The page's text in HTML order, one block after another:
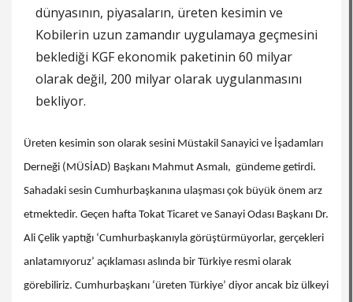
dünyasının, piyasaların, üreten kesimin ve
Kobilerin uzun zamandır uygulamaya geçmesini
beklediği KGF ekonomik paketinin 60 milyar
olarak değil, 200 milyar olarak uygulanmasını
bekliyor.
Üreten kesimin son olarak sesini Müstakil Sanayici ve İşadamları
Derneği (MÜSİAD) Başkanı Mahmut Asmalı, gündeme getirdi.
Sahadaki sesin Cumhurbaşkanına ulaşması çok büyük önem arz
etmektedir. Geçen hafta Tokat Ticaret ve Sanayi Odası Başkanı Dr.
Ali Çelik yaptığı ‘Cumhurbaşkanıyla görüştürmüyorlar, gerçekleri
anlatamıyoruz’ açıklaması aslında bir Türkiye resmi olarak
görebiliriz. Cumhurbaşkanı ‘üreten Türkiye’ diyor ancak biz ülkeyi